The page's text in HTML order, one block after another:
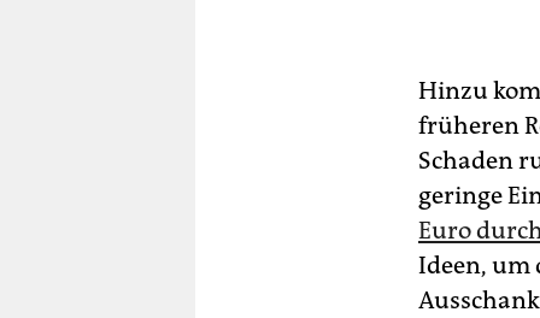
Hinzu
früheren
Schaden
geringe
Euro
Ideen, um